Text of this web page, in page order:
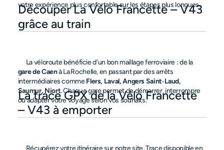
votre expérience plus confortable sur les étapes plus longues.
Découper La Vélo Francette – V43
grâce au train
gare de Caen à La Rochelle, en passant par des arrêts
intermédiaires comme Flers, Laval, Angers Saint‑Laud,
Saumur, Niort. Chaque gare permet de démarrer, interrompre
ou adapter votre voyage selon vos souhaits.
La trace GPX de la Vélo Francette
– V43 à emporter
      Récupérez votre itinéraire sur notre site. Trace disponible en